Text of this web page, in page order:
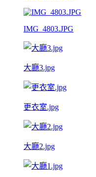
IMG_4803.JPG
大廳3.jpg
更衣室.jpg
大廳2.jpg